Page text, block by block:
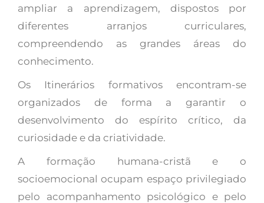
ampliar a aprendizagem, dispostos por
diferentes arranjos curriculares,
compreendendo as grandes áreas do
conhecimento.
Os Itinerários formativos encontram-se
organizados de forma a garantir o
desenvolvimento do espírito crítico, da
curiosidade e da criatividade.
A formação humana-cristã e o
socioemocional ocupam espaço privilegiado
pelo acompanhamento psicológico e pelo